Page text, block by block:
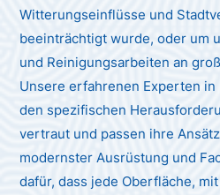
Witterungseinflüsse und
beeinträchtigt wurde, oder um
und Reinigungsarbeiten an
Unsere erfahrenen Experten
den spezifischen
vertraut und passen ihre
modernster Ausrüstung und
dafür, dass jede Oberfläche,